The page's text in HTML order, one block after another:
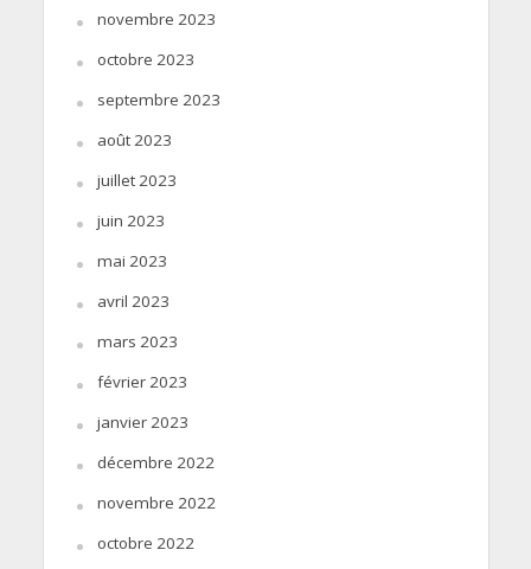
novembre 2023
octobre 2023
septembre 2023
août 2023
juillet 2023
juin 2023
mai 2023
avril 2023
mars 2023
février 2023
janvier 2023
décembre 2022
novembre 2022
octobre 2022